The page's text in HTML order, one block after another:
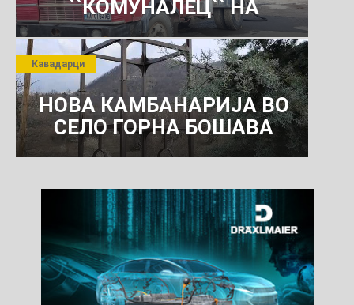
``КОМУНАЛЕЦ`` НА
РОСОМАНСКОТО ЈАВНО
ПРЕТПРИЈАТИЕ ЗА
КОМУНАЛНО УСЛУГИ
НОВА КАМБАНАРИЈА ВО
СЕЛО ГОРНА БОШАВА
Кавадарци